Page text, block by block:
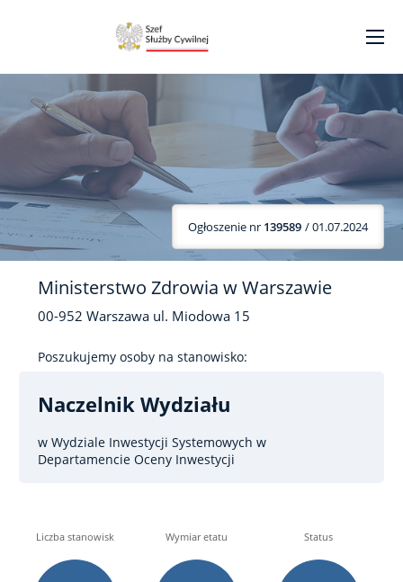
Ogłoszenie nr 139589 / 01.07.2024
Ministerstwo Zdrowia w Warszawie
00-952 Warszawa ul. Miodowa 15
Poszukujemy osoby na stanowisko:
Naczelnik Wydziału
w Wydziale Inwestycji Systemowych w
Departamencie Oceny Inwestycji
Liczba stanowisk Wymiar etatu Status